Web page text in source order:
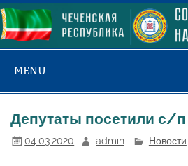
Skip
to
content
MENU
Депутаты посетили с/
04.03.2020 admin Новости